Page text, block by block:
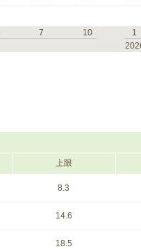
7
10
1
上限
8.3
14.6
18.5